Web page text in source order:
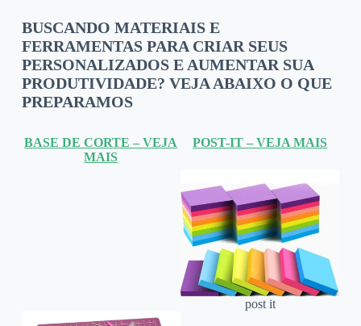
BUSCANDO MATERIAIS E
FERRAMENTAS PARA CRIAR SEUS
PERSONALIZADOS E AUMENTAR SUA
PRODUTIVIDADE? VEJA ABAIXO O QUE
PREPARAMOS
BASE DE CORTE – VEJA
MAIS
POST-IT – VEJA MAIS
post it